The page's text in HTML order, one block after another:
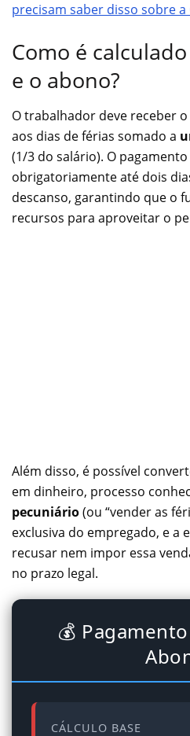
precisam saber disso sobre a
Como é
e o abono?
O trabalhador deve receber
aos dias de férias somado a
(1/3 do salário). O
obrigatoriamente até dois
descanso, garantindo que o
recursos para aproveitar o
Além disso, é possível
em dinheiro, processo
pecuniário(ou “vender as
exclusiva do empregado, e a
recusar nem impor essa
no prazo legal.
💰
CÁLCULO BASE